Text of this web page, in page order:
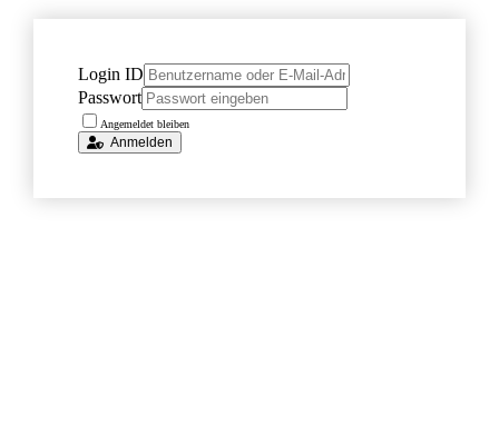
Login ID
Passwort
Angemeldet bleiben
Anmelden